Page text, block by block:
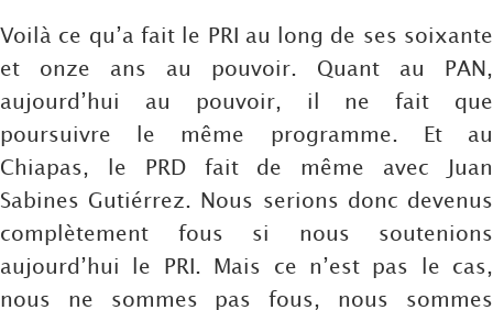
Voilà ce qu’a fait le PRI au long de ses soixante
et onze ans au pouvoir. Quant au PAN,
aujourd’hui au pouvoir, il ne fait que
poursuivre le même programme. Et au
Chiapas, le PRD fait de même avec Juan
Sabines Gutiérrez. Nous serions donc devenus
complètement fous si nous soutenions
aujourd’hui le PRI. Mais ce n’est pas le cas,
nous ne sommes pas fous, nous sommes